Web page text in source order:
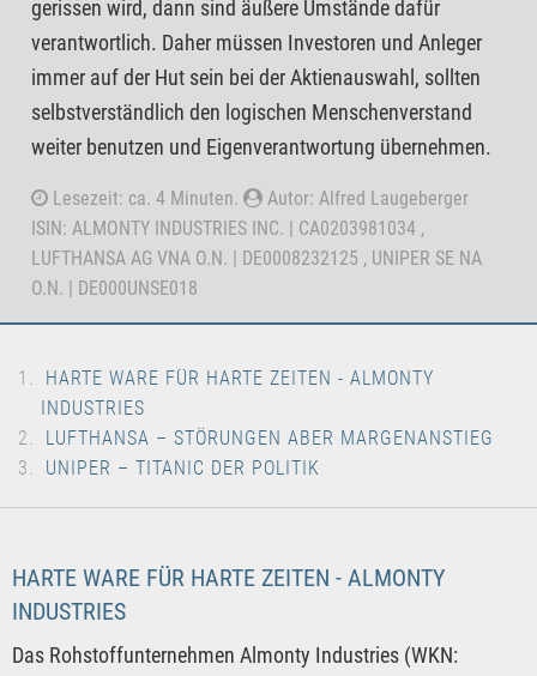
gerissen wird, dann sind äußere Umstände dafür
verantwortlich. Daher müssen Investoren und Anleger
immer auf der Hut sein bei der Aktienauswahl, sollten
selbstverständlich den logischen Menschenverstand
weiter benutzen und Eigenverantwortung übernehmen.
Lesezeit: ca. 4 Minuten.
Autor: Alfred Laugeberger
ISIN: ALMONTY INDUSTRIES INC. | CA0203981034 ,
LUFTHANSA AG VNA O.N. | DE0008232125 , UNIPER SE NA
O.N. | DE000UNSE018
HARTE WARE FÜR HARTE ZEITEN - ALMONTY
INDUSTRIES
LUFTHANSA – STÖRUNGEN ABER MARGENANSTIEG
UNIPER – TITANIC DER POLITIK
HARTE WARE FÜR HARTE ZEITEN - ALMONTY
INDUSTRIES
Das Rohstoffunternehmen Almonty Industries (WKN: